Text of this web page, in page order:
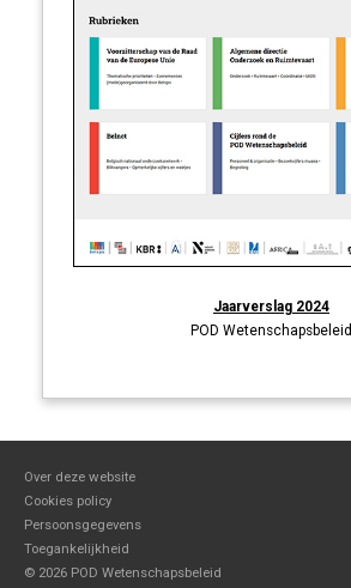
Jaarverslag 2024
POD Wetenschapsbeleid
Over deze website
Cookies policy
Persoonsgegevens
Toegankelijkheid
© 2026 POD Wetenschapsbeleid